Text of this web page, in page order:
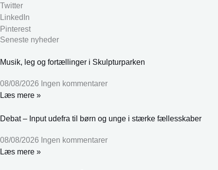
Twitter
LinkedIn
Pinterest
Seneste nyheder
Musik, leg og fortællinger i Skulpturparken
08/08/2026 Ingen kommentarer
Læs mere »
Debat – Input udefra til børn og unge i stærke fællesskaber
08/08/2026 Ingen kommentarer
Læs mere »